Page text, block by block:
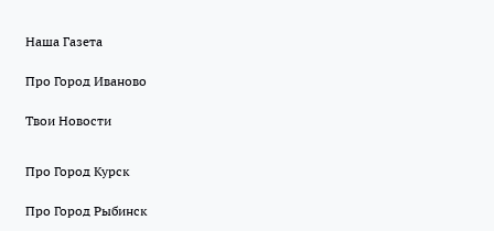
Наша Газета
Про Город Иваново
Твои Новости
Про Город Курск
Про Город Рыбинск